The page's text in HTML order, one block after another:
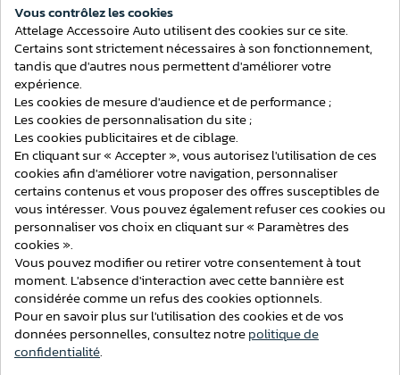
Ajouter au comparateur
LIVRAISON
Livraison en 2 à 5 jours ouvrés
CONTACTEZ-NOUS
Une question ? Contactez-
PAIEMENT SÉCURISÉ
Paiement par CB sécurisé ou
virement bancaire
PRODUITS HOMOLOGUÉS
Produits homologués UE
S'inscrire à la newsletter
Vous contrôlez les cookies
Attelage Accessoire Auto utilisent des cookies sur ce site.
Certains sont strictement nécessaires à son fonctionnement,
tandis que d'autres nous permettent d'améliorer votre
expérience.
Les cookies de mesure d'audience et de performance ;
Les cookies de personnalisation du site ;
Les cookies publicitaires et de ciblage.
En cliquant sur « Accepter », vous autorisez l'utilisation de ces
cookies afin d'améliorer votre navigation, personnaliser
certains contenus et vous proposer des offres susceptibles de
vous intéresser. Vous pouvez également refuser ces cookies ou
personnaliser vos choix en cliquant sur « Paramètres des
cookies ».
Vous pouvez modifier ou retirer votre consentement à tout
moment. L'absence d'interaction avec cette bannière est
considérée comme un refus des cookies optionnels.
Pour en savoir plus sur l'utilisation des cookies et de vos
données personnelles, consultez notrepolitique de
confidentialité.
Consentement aux cookies